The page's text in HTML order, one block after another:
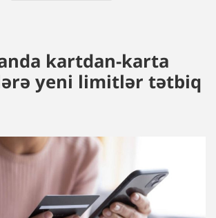
kartdan-karta
yeni limitlər tətbiq